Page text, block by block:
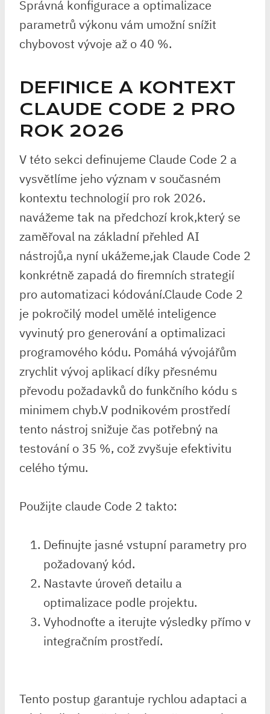
Správná konfigurace a optimalizace
parametrů výkonu vám umožní snížit
chybovost vývoje až o 40 %.
DEFINICE A KONTEXT
CLAUDE CODE 2 PRO
ROK 2026
V této sekci definujeme Claude Code 2 a⁣
vysvětlíme jeho význam v současném
kontextu technologií pro rok 2026.
navážeme tak na předchozí⁤ krok,který ⁣se
zaměřoval na základní přehled AI
nástrojů,a nyní ukážeme,jak Claude ⁢Code 2
konkrétně zapadá do firemních strategií
pro automatizaci kódování.Claude Code 2
je pokročilý model umělé inteligence
vyvinutý pro generování a⁣ optimalizaci
programového kódu. Pomáhá ⁣vývojářům
zrychlit vývoj aplikací díky přesnému⁣
převodu požadavků do⁢ funkčního kódu ⁣s
minimem chyb.V podnikovém prostředí
tento nástroj snižuje čas potřebný ⁢na
testování o 35 %, což zvyšuje efektivitu
celého týmu.
Použijte claude Code 2 takto:
Definujte jasné vstupní parametry pro
požadovaný kód.
Nastavte úroveň⁢ detailu a
optimalizace podle projektu.
Vyhodnoťte a iterujte výsledky přímo v
⁤integračním prostředí.
Tento postup garantuje rychlou ⁣adaptaci a